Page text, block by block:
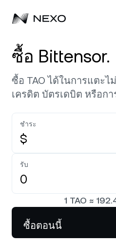
บุคคล
ซื้อสินทรัพย์
ออมทรัพย์แบบยืดหยุ่น
Fixed-term Savings
Dual Investment
Exchange
Credit Line
ฟิวเจอร์ส
ธุรกิจ
ไพรมโบรกเกอร์
White Label
Nexo Ventures
Payment Gateway
ตลาดลดลง
Ethereum ETH
NEXO Token
บริษัท
เกี่ยวกับ
ความปลอดภัย
พันธมิตร
ข่าวสารและข้อมูลเชิงลึก
ซื้อ Bittensor.
ซื้อ TAO ได้ในการแตะ
เครดิต บัตรเดบิต หรือก
ชำระ
$
รับ
1 TAO ≈
ซื้อตอนนี้